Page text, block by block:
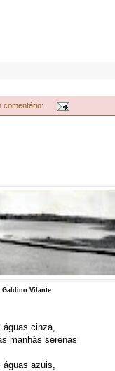
comentário:
Galdino Vilante
águas cinza,
manhãs serenas
águas azuis,